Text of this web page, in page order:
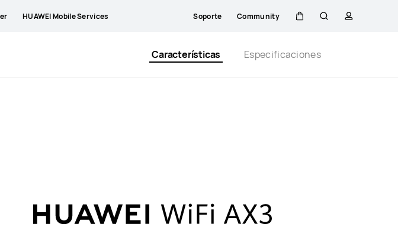
HUAWEI Mobile Services Soporte Community
Características Especificaciones